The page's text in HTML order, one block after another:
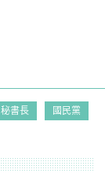
秘書長 國民黨